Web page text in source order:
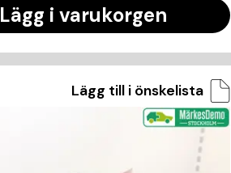
Lägg i varukorgen
Lägg till i önskelista